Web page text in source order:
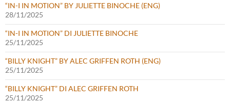
“IN-I IN MOTION” BY JULIETTE BINOCHE (ENG)
28/11/2025
“IN-I IN MOTION” DI JULIETTE BINOCHE
25/11/2025
“BILLY KNIGHT” BY ALEC GRIFFEN ROTH (ENG)
25/11/2025
“BILLY KNIGHT” DI ALEC GRIFFEN ROTH
25/11/2025